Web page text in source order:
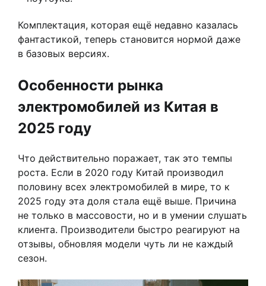
Комплектация, которая ещё недавно казалась
фантастикой, теперь становится нормой даже
в базовых версиях.
Особенности рынка
электромобилей из Китая в
2025 году
Что действительно поражает, так это темпы
роста. Если в 2020 году Китай производил
половину всех электромобилей в мире, то к
2025 году эта доля стала ещё выше. Причина
не только в массовости, но и в умении слушать
клиента. Производители быстро реагируют на
отзывы, обновляя модели чуть ли не каждый
сезон.